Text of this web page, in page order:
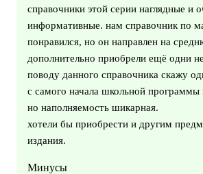
справочники этой серии наглядные и
информативные. нам справочник по
понравился, но он направлен на
дополнительно приобрели ещё одни
поводу данного справочника скажу
с самого начала школьной программы
но наполняемость шикарная.
хотели бы приобрести и другим
издания.
Минусы